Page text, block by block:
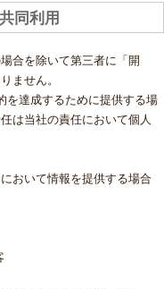
同利用
合を除いて第三者に「開
ません。
を達成するために提供する場
は当社の責任において個人
おいて情報を提供する場合